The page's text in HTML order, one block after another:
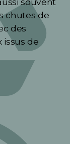
chutes de
des
issus de